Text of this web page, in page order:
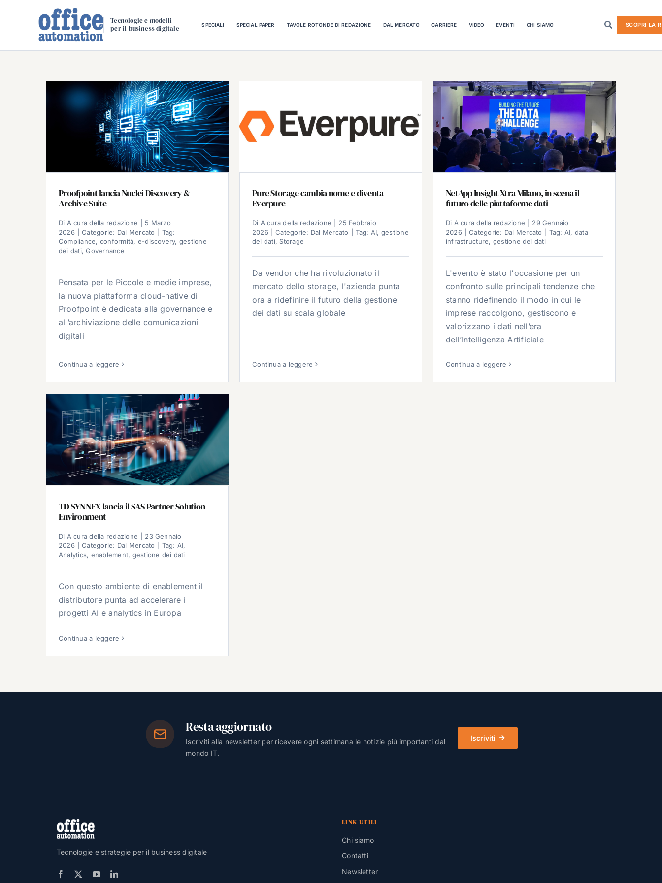
Tecnologie e modelli
per il business digitale
SPECIALI SPECIAL PAPER TAVOLE ROTONDE DI REDAZIONE DAL MERCATO CARRIERE VIDEO EVENTI CHI SIAMO SCOPRI LA
Proofpoint lancia Nuclei Discovery &
Archive Suite
Di A cura della redazione
5 Marzo
2026
Categorie: Dal Mercato
Tag:
Compliance, conformità, e-discovery, gestione
dei dati,Governance
Pensata per le Piccole e medie imprese,
la nuova piattaforma cloud-native di
Proofpoint è dedicata alla governance e
all’archiviazione delle comunicazioni
digitali
Continua a leggere
Pure Storage cambia nome e diventa
Everpure
Di A cura della redazione
25 Febbraio
2026
Categorie: Dal Mercato Tag: AI, gestione
dei dati, Storage
Da vendor che ha rivoluzionato il
mercato dello storage, l'azienda punta
ora a ridefinire il futuro della gestione
dei dati su scala globale
Continua a leggere
NetApp Insight Xtra Milano, in scena il
futuro delle piattaforme dati
Di A cura della redazione
29 Gennaio
2026
Categorie: Dal Mercato Tag: AI, data
infrastructure, gestione dei dati
L'evento è stato l'occasione per un
confronto sulle principali tendenze che
stanno ridefinendo il modo in cui le
imprese raccolgono, gestiscono e
valorizzano i dati nell’era
dell’Intelligenza Artificiale
Continua a leggere
TD SYNNEX lancia il SAS Partner Solution
Environment
Di A cura della redazione
23 Gennaio
2026
Categorie: Dal Mercato Tag: AI,
Analytics, enablement, gestione dei dati
Con questo ambiente di enablement il
distributore punta ad accelerare i
progetti AI e analytics in Europa
Continua a leggere
Resta aggiornato
Iscriviti alla newsletter per ricevere ogni settimana le notizie più importanti dal
mondo IT.
Iscriviti
Tecnologie e strategie per il business digitale
LINK UTILI
Chi siamo
Contatti
Newsletter